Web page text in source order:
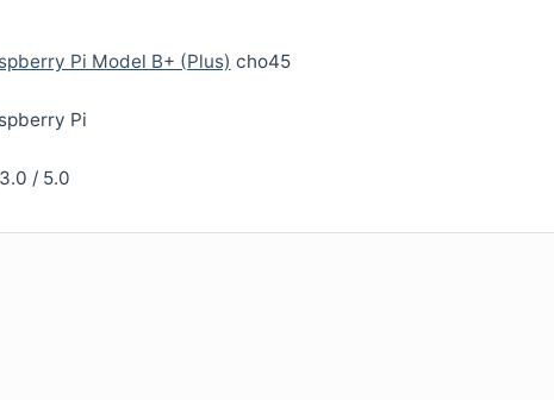
Pi Model B+ (Plus) cho45
Pi
3.0 / 5.0